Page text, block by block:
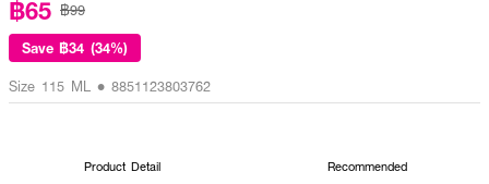
฿65 ฿99
Save ฿34 (34%)
Size 115 ML • 8851123803762
Product Detail Recommended